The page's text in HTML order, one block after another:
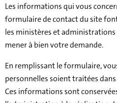
Les informations qui vous
formulaire de contact du site
les ministères et administrations
mener à bien votre demande.
En remplissant le formulaire,
personnelles soient traitées
Ces informations sont